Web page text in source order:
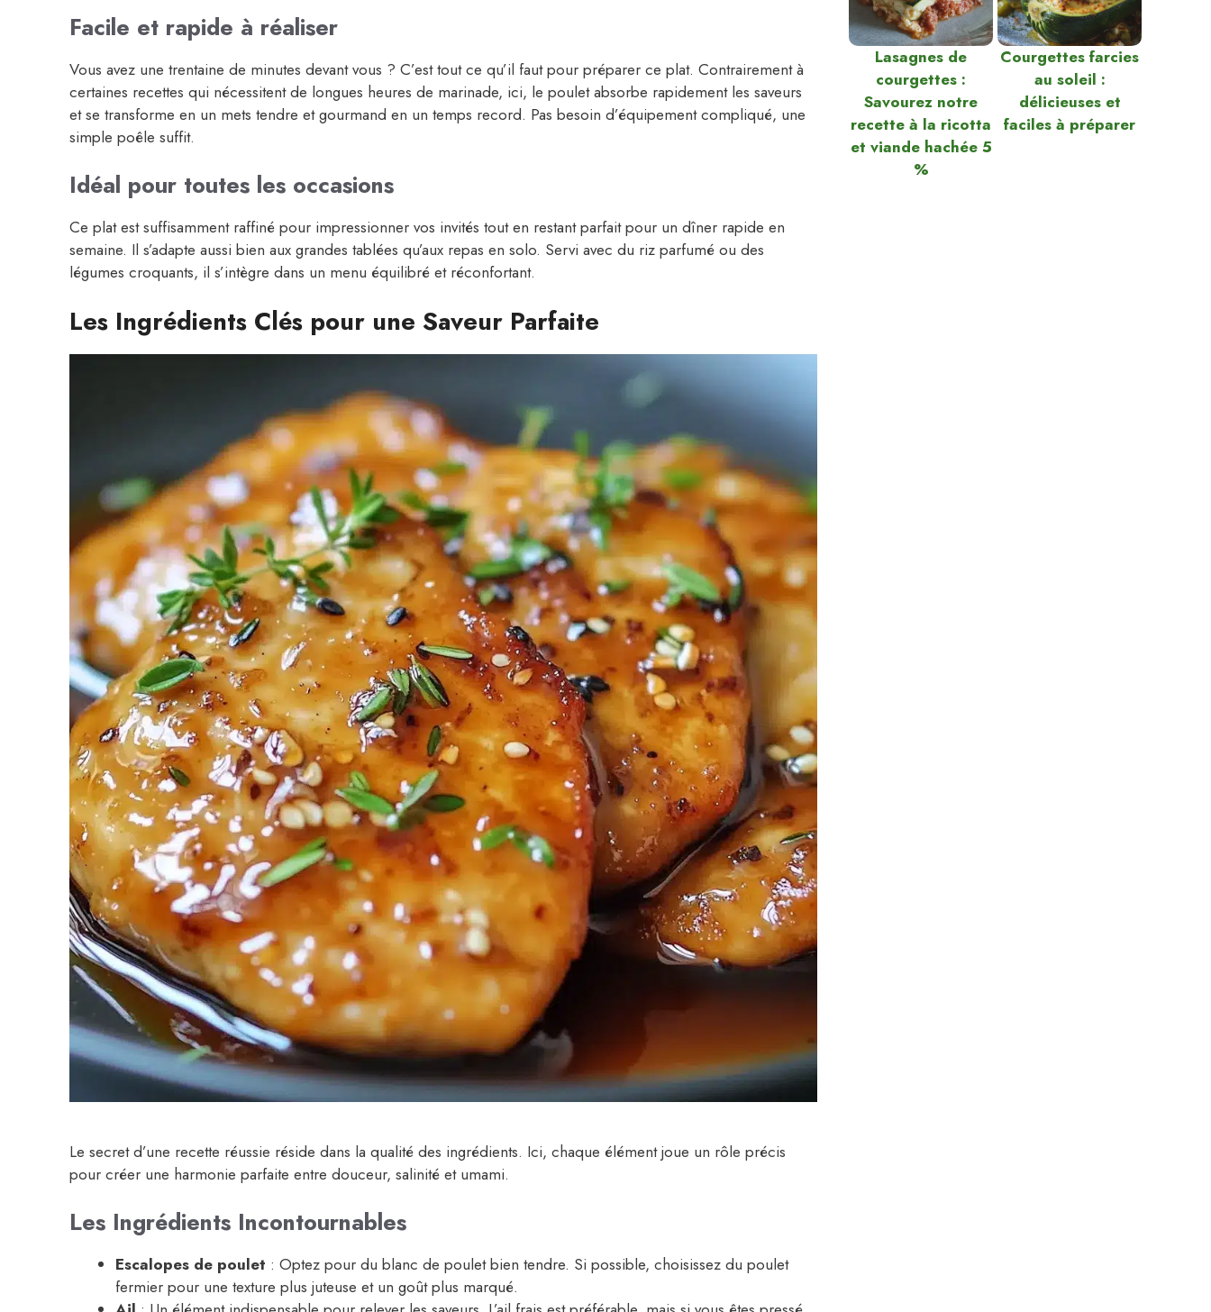
Facile et rapide à réaliser
Vous avez une trentaine de minutes devant vous ? C’est tout ce qu’il faut pour préparer ce plat. Contrairement à
certaines recettes qui nécessitent de longues heures de marinade, ici, le poulet absorbe rapidement les saveurs
et se transforme en un mets tendre et gourmand en un temps record. Pas besoin d’équipement compliqué, une
simple poêle suffit.
Idéal pour toutes les occasions
Ce plat est suffisamment raffiné pour impressionner vos invités tout en restant parfait pour un dîner rapide en
semaine. Il s’adapte aussi bien aux grandes tablées qu’aux repas en solo. Servi avec du riz parfumé ou des
légumes croquants, il s’intègre dans un menu équilibré et réconfortant.
Les Ingrédients Clés pour une Saveur Parfaite
Le secret d’une recette réussie réside dans la qualité des ingrédients. Ici, chaque élément joue un rôle précis
pour créer une harmonie parfaite entre douceur, salinité et umami.
Les Ingrédients Incontournables
Escalopes de poulet : Optez pour du blanc de poulet bien tendre. Si possible, choisissez du poulet
fermier pour une texture plus juteuse et un goût plus marqué.
Lasagnes de
courgettes :
Savourez notre
recette à la ricotta
et viande hachée 5
%
Courgettes farcies
au soleil :
délicieuses et
faciles à préparer